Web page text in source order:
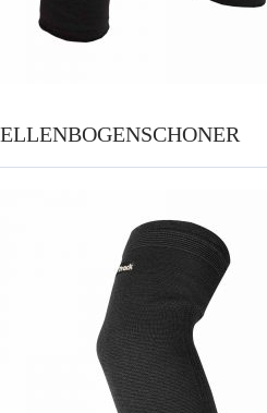
ELLENBOGENSCHONER